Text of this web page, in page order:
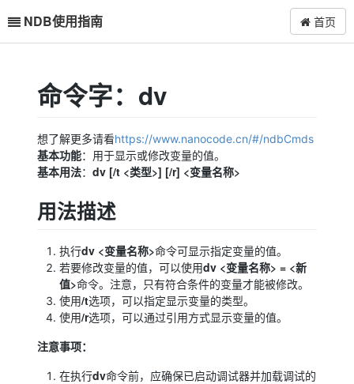
NDB使用指南 首页
命令字：dv
想了解更多请看https://www.nanocode.cn/#/ndbCmds
基本功能：用于显示或修改变量的值。
基本用法：dv [/t <类型>] [/r] <变量名称>
用法描述
执行dv <变量名称>命令可显示指定变量的值。
若要修改变量的值，可以使用dv <变量名称> = <新
值>命令。注意，只有符合条件的变量才能被修改。
使用/t选项，可以指定显示变量的类型。
使用/r选项，可以通过引用方式显示变量的值。
注意事项：
在执行dv命令前，应确保已启动调试器并加载调试的